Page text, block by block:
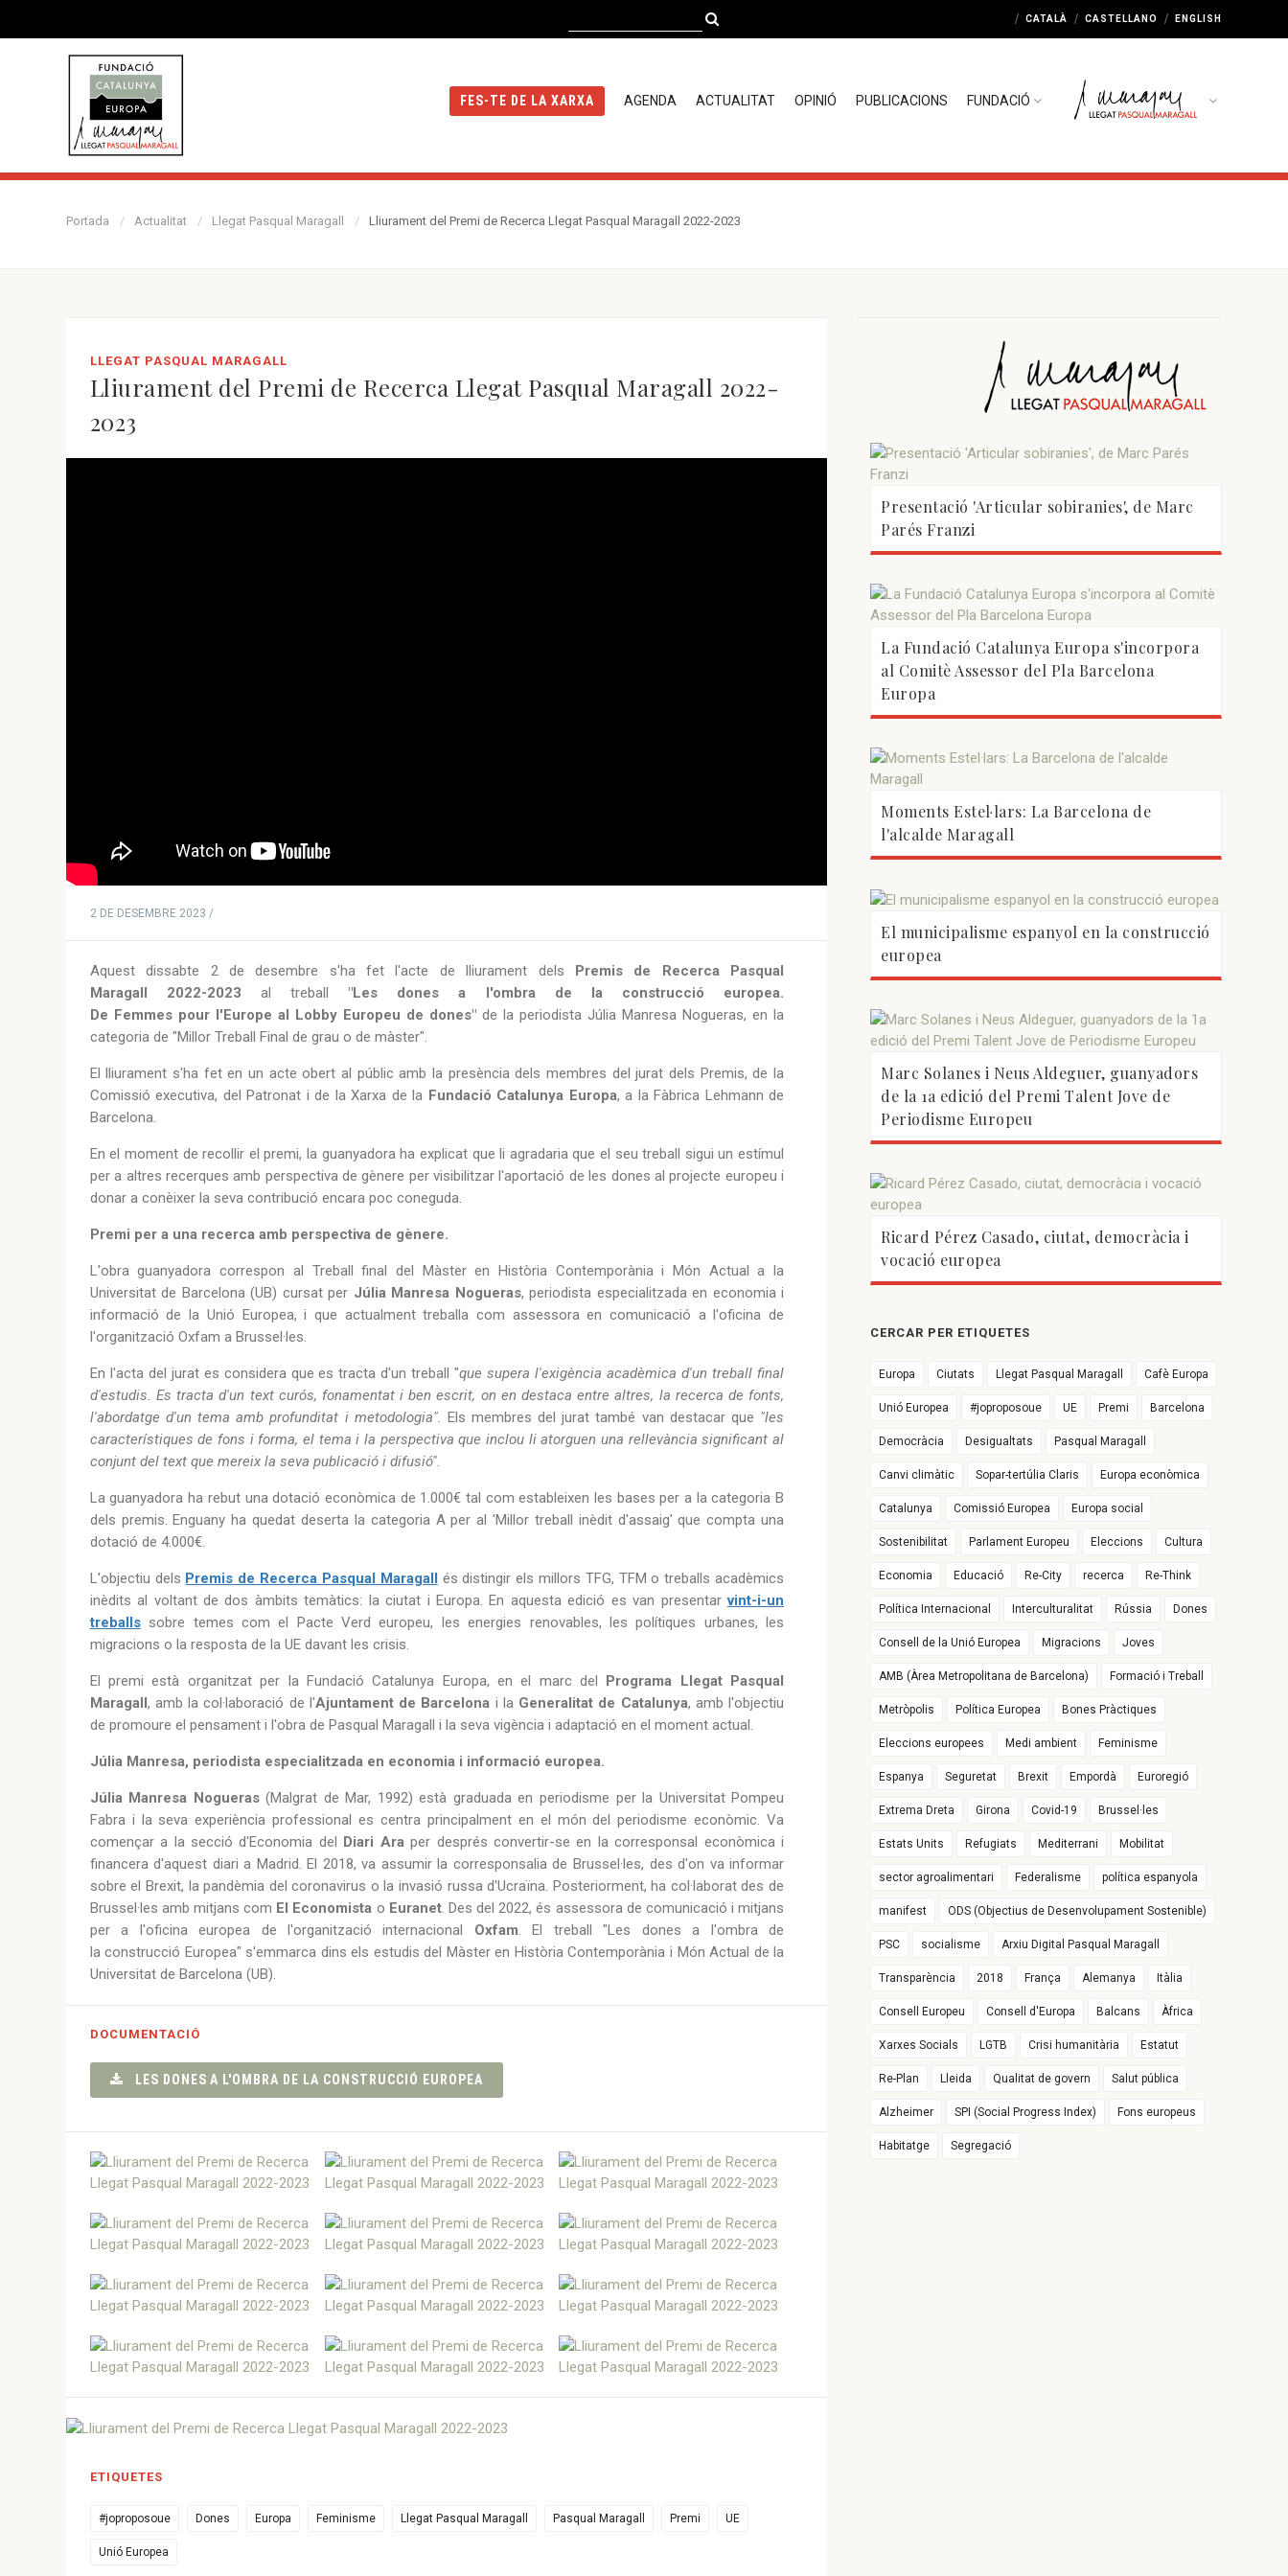
CATALÀ CASTELLANO ENGLISH
FES-TE DE LA XARXA AGENDA ACTUALITAT OPINIÓ PUBLICACIONS FUNDACIÓ
Portada Actualitat Llegat Pasqual Maragall Lliurament del Premi de Recerca Llegat Pasqual Maragall 2022-2023
LLEGAT PASQUAL MARAGALL
Lliurament del Premi de Recerca Llegat Pasqual Maragall 2022-
2023
2 DE DESEMBRE 2023 /
Aquest dissabte 2 de desembre s'ha fet l'acte de lliurament dels
Premis de Recerca Pasqual
Maragall 2022-2023 al treball"Les dones a l'ombra de la construcció europea.
De Femmes pour l'Europe al Lobby Europeu de dones" de la periodista Júlia Manresa Nogueras, en la
categoria de "Millor Treball Final de grau o de màster".
El lliurament s'ha fet en un acte obert al públic amb la presència dels membres del jurat dels Premis, de la
Comissió executiva, del Patronat i de la Xarxa de la Fundació Catalunya Europa, a la Fàbrica Lehmann de
Barcelona.
En el moment de recollir el premi, la guanyadora ha explicat que li agradaria que el seu treball sigui un estímul
per a altres recerques amb perspectiva de gènere per visibilitzar l'aportació de les dones al projecte europeu i
donar a conèixer la seva contribució encara poc coneguda.
Premi per a una recerca amb perspectiva de gènere.
L'obra guanyadora correspon al Treball final del Màster en Història Contemporània i Món Actual
a la
Universitat de Barcelona (UB) cursat per Júlia Manresa Nogueras, periodista especialitzada en economia i
informació de la Unió Europea, i que actualment treballa com assessora en comunicació a l'oficina de
l'organització Oxfam a Brussel·les.
En l'acta del jurat es considera que es tracta d'un treball "que supera l'exigència acadèmica d'un treball final
d'estudis. Es tracta d'un text curós, fonamentat i ben escrit, on en destaca entre altres, la recerca de fonts,
l'abordatge d'un tema amb profunditat i metodologia". Els membres del jurat també van destacar que "les
característiques de fons i forma, el tema i la perspectiva que inclou li atorguen una rellevància significant al
conjunt del text que mereix la seva publicació i difusió".
La guanyadora ha rebut una dotació econòmica de 1.000€ tal com estableixen les bases per a la categoria B
dels premis. Enguany ha quedat deserta la categoria A per al 'Millor treball inèdit d'assaig' que compta una
dotació de 4.000€.
L'objectiu dels Premis de Recerca Pasqual Maragall
és distingir els millors TFG, TFM o treballs acadèmics
inèdits al voltant de dos àmbits temàtics: la ciutat i Europa. En aquesta edició es van presentarvint-i-un
treballssobre temes com el Pacte Verd europeu, les energies renovables, les polítiques urbanes, les
migracions o la resposta de la UE davant les crisis.
El premi està organitzat per la Fundació Catalunya Europa, en el marc del
Programa Llegat Pasqual
Maragall , amb la col·laboració de l'Ajuntament de Barcelona i la Generalitat de Catalunya, amb l'objectiu
de promoure el pensament i l'obra de Pasqual Maragall i la seva vigència i adaptació en el moment actual.
Júlia Manresa, periodista especialitzada en economia i informació europea.
Júlia Manresa Nogueras(Malgrat de Mar, 1992) està graduada en periodisme per la Universitat Pompeu
Fabra i la seva experiència professional es centra principalment en el món del periodisme econòmic. Va
començar a la secció d'Economia del
Diari Araper després convertir-se en la corresponsal econòmica i
financera d'aquest diari a Madrid. El 2018, va assumir la corresponsalia de Brussel·les, des d'on va informar
sobre el Brexit, la pandèmia del coronavirus o la invasió russa d'Ucraïna. Posteriorment, ha col·laborat des de
Brussel·les amb mitjans com El Economista o Euranet. Des del 2022, és assessora de comunicació i mitjans
per a l'oficina europea de l'organització internacional Oxfam. El treball "Les dones a l'ombra de
la construcció Europea" s'emmarca dins els estudis del Màster en Història Contemporània i Món Actual de la
Universitat de Barcelona (UB).
DOCUMENTACIÓ
LES DONES A L'OMBRA DE LA CONSTRUCCIÓ EUROPEA
ETIQUETES
#joproposoue Dones Europa Feminisme Llegat Pasqual Maragall Pasqual Maragall Premi UE
Unió Europea
Presentació 'Articular sobiranies', de Marc
Parés Franzi
La Fundació Catalunya Europa s'incorpora
al Comitè Assessor del Pla Barcelona
Europa
Moments Estel·lars: La Barcelona de
l'alcalde Maragall
El municipalisme espanyol en la construcció
europea
Marc Solanes i Neus Aldeguer, guanyadors
de la 1a edició del Premi Talent Jove de
Periodisme Europeu
Ricard Pérez Casado, ciutat, democràcia i
vocació europea
CERCAR PER ETIQUETES
Europa Ciutats Llegat Pasqual Maragall Cafè Europa
Unió Europea #joproposoue UE Premi Barcelona
Democràcia Desigualtats Pasqual Maragall
Canvi climàtic Sopar-tertúlia Claris Europa econòmica
Catalunya Comissió Europea Europa social
Sostenibilitat Parlament Europeu Eleccions Cultura
Economia Educació Re-City recerca Re-Think
Política Internacional Interculturalitat Rússia Dones
Consell de la Unió Europea Migracions Joves
AMB (Àrea Metropolitana de Barcelona) Formació i Treball
Metròpolis Política Europea Bones Pràctiques
Eleccions europees Medi ambient Feminisme
Espanya Seguretat Brexit Empordà Euroregió
Extrema Dreta Girona Covid-19 Brussel·les
Estats Units Refugiats Mediterrani Mobilitat
sector agroalimentari Federalisme política espanyola
manifest ODS (Objectius de Desenvolupament Sostenible)
PSC socialisme Arxiu Digital Pasqual Maragall
Transparència 2018 França Alemanya Itàlia
Consell Europeu Consell d'Europa Balcans Àfrica
Xarxes Socials LGTB Crisi humanitària Estatut
Re-Plan Lleida Qualitat de govern Salut pública
Alzheimer SPI (Social Progress Index) Fons europeus
Habitatge Segregació